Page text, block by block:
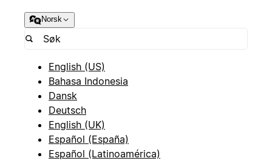
Norsk
English (US)
Bahasa Indonesia
Dansk
Deutsch
English (UK)
Español (España)
Español (Latinoamérica)